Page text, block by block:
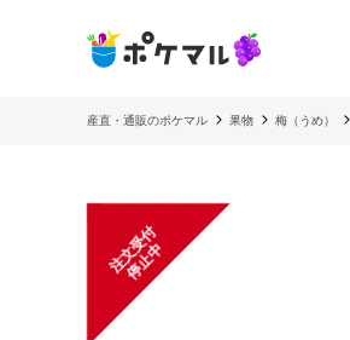
産直・通販のポケマル 果物 梅（うめ）
注
文
受
付
停
止
中